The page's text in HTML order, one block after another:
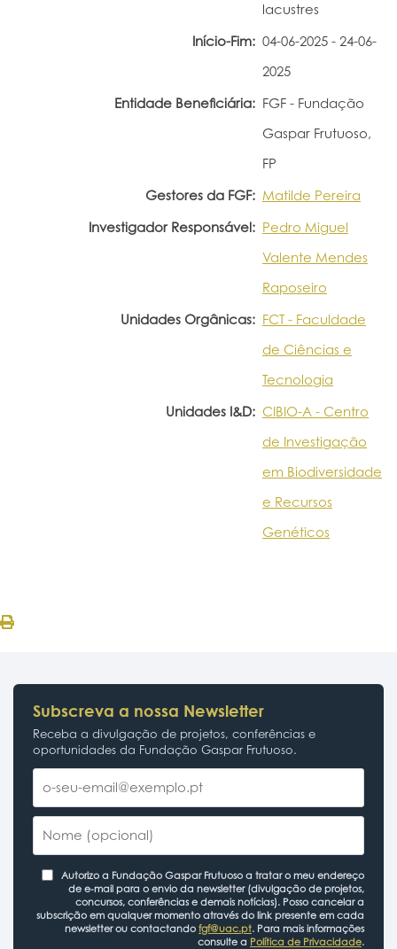
lacustres
Início-Fim: 04-06-2025 - 24-06-
2025
Entidade Beneficiária: FGF - Fundação
Gaspar Frutuoso,
FP
Gestores da FGF: Matilde Pereira
Investigador Responsável: Pedro Miguel
Valente Mendes
Raposeiro
Unidades Orgânicas: FCT - Faculdade
de Ciências e
Tecnologia
Unidades I&D: CIBIO-A - Centro
de Investigação
em Biodiversidade
e Recursos
Genéticos
Subscreva a nossa Newsletter
Receba a divulgação de projetos, conferências e
oportunidades da Fundação Gaspar Frutuoso.
Autorizo a Fundação Gaspar Frutuoso a tratar o meu endereço
de e-mail para o envio da newsletter (divulgação de projetos,
concursos, conferências e demais notícias). Posso cancelar a
subscrição em qualquer momento através do link presente em cada
newsletter ou contactando fgf@uac.pt. Para mais informações
consulte a Política de Privacidade.